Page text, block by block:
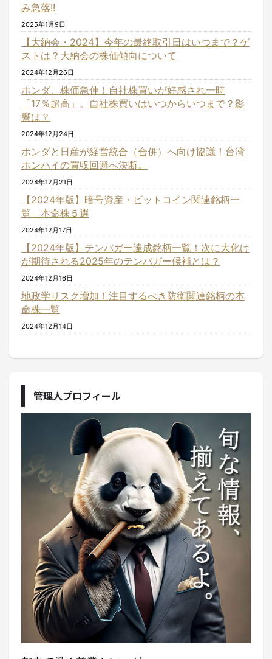
み急落!!
2025年1月9日
【大納会・2024】今年の最終取引日はいつまで？ゲ
ストは？大納会の株価傾向について
2024年12月26日
ホンダ、株価急伸！自社株買いが好感され一時
「17％超高」。自社株買いはいつからいつまで？影
響は？
2024年12月24日
ホンダと日産が経営統合（合併）へ向け協議！台湾
ホンハイの買収回避へ決断。
2024年12月21日
【2024年版】暗号資産・ビットコイン関連銘柄一
覧 本命株５選
2024年12月17日
【2024年版】テンバガー達成銘柄一覧！次に大化け
が期待される2025年のテンバガー候補とは？
2024年12月16日
地政学リスク増加！注目するべき防衛関連銘柄の本
命株一覧
2024年12月14日
管理人プロフィール